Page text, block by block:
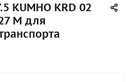
KUMHO KRD 02
M для